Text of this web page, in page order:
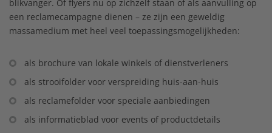
blikvanger. Of flyers nu op zichzelf staan of als aanvulling op
een reclamecampagne dienen – ze zijn een geweldig
massamedium met heel veel toepassingsmogelijkheden:
als brochure van lokale winkels of dienstverleners
als strooifolder voor verspreiding huis-aan-huis
als reclamefolder voor speciale aanbiedingen
als informatieblad voor events of productdetails